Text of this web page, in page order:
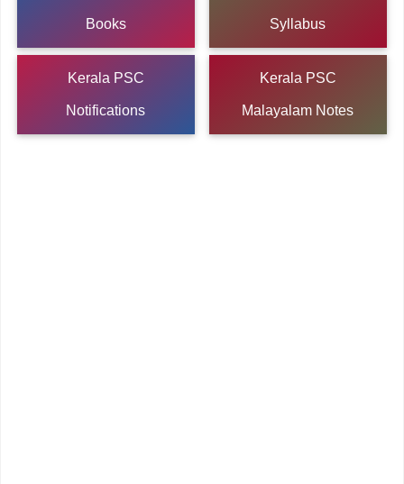
Books Syllabus
Kerala PSC
Notifications
Kerala PSC
Malayalam Notes